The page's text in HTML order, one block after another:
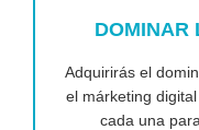
DOMINAR
Adquirirás el
el márketing
cada una